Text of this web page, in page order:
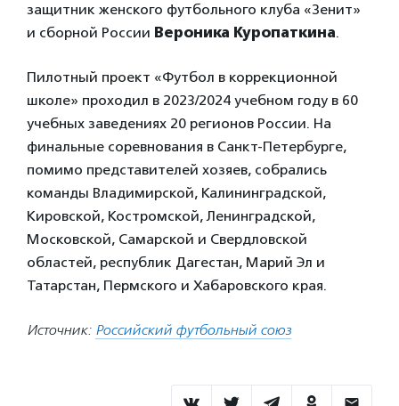
защитник женского футбольного клуба «Зенит»
и сборной России Вероника Куропаткина.
Пилотный проект «Футбол в коррекционной
школе» проходил в 2023/2024 учебном году в 60
учебных заведениях 20 регионов России. На
финальные соревнования в Санкт-Петербурге,
помимо представителей хозяев, собрались
команды Владимирской, Калининградской,
⁠Кировской, ⁠Костромской, ⁠Ленинградской,
⁠Московской, Самарской и Свердловской
областей, республик Дагестан, Марий Эл и
Татарстан, Пермского и Хабаровского края.
Источник: Российский футбольный союз